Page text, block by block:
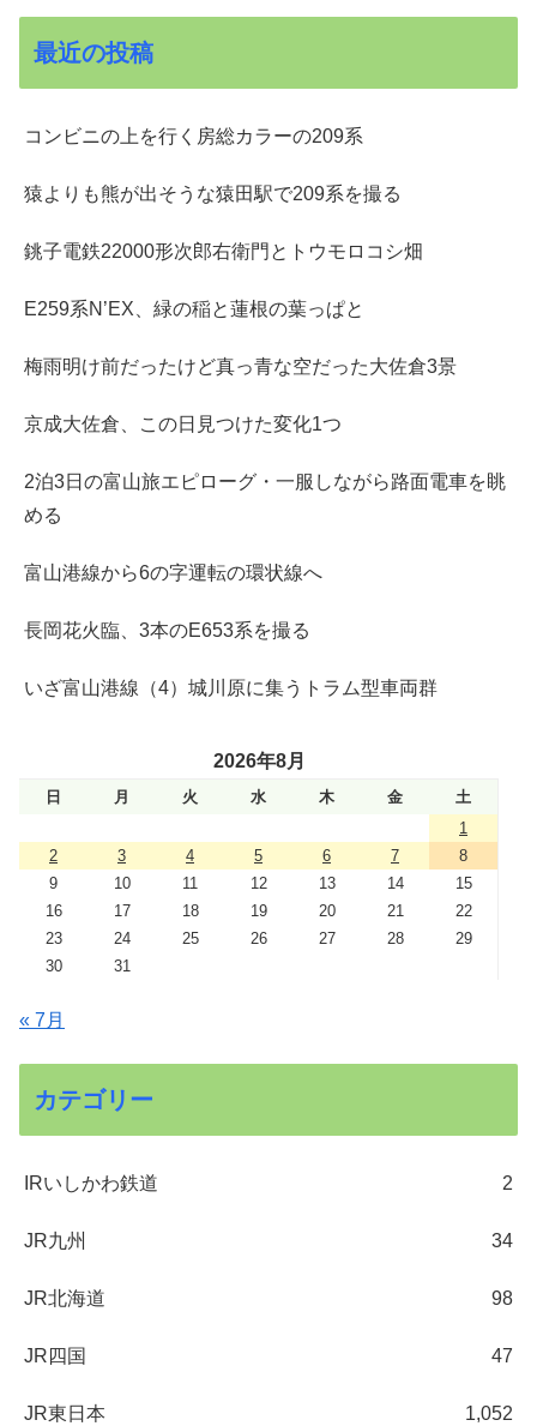
最近の投稿
コンビニの上を行く房総カラーの209系
猿よりも熊が出そうな猿田駅で209系を撮る
銚子電鉄22000形次郎右衛門とトウモロコシ畑
E259系N’EX、緑の稲と蓮根の葉っぱと
梅雨明け前だったけど真っ青な空だった大佐倉3景
京成大佐倉、この日見つけた変化1つ
2泊3日の富山旅エピローグ・一服しながら路面電車を眺
める
富山港線から6の字運転の環状線へ
長岡花火臨、3本のE653系を撮る
いざ富山港線（4）城川原に集うトラム型車両群
2026年8月
日 月 火 水 木 金
土
1
2
3 4 5 6 7
8
9
10 11 12 13 14
15
16
17 18 19 20 21
22
23
24 25 26 27 28
29
30
31
« 7月
カテゴリー
IRいしかわ鉄道 2
JR九州 34
JR北海道 98
JR四国 47
JR東日本 1,052